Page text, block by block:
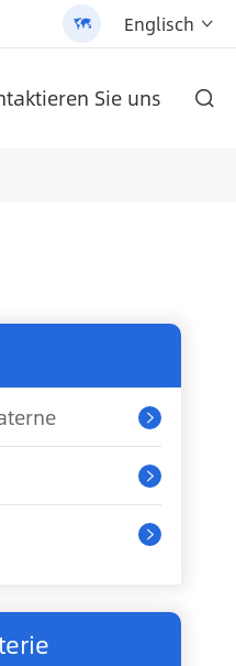
 Englisch 
Sie uns 


